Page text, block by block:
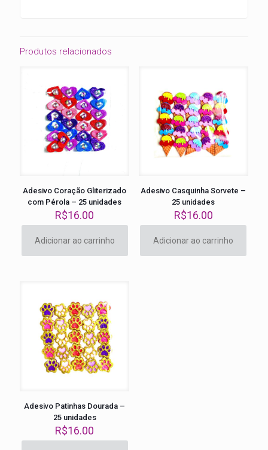
Produtos relacionados
Adesivo Coração Gliterizado
com Pérola – 25 unidades
R$16.00
Adicionar ao carrinho
Adesivo Casquinha Sorvete –
25 unidades
R$16.00
Adicionar ao carrinho
Adesivo Patinhas Dourada –
25 unidades
R$16.00